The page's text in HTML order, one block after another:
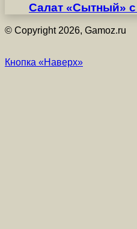
Салат «Сытный»
© Copyright 2026, Gamoz.ru
Кнопка «Наверх»